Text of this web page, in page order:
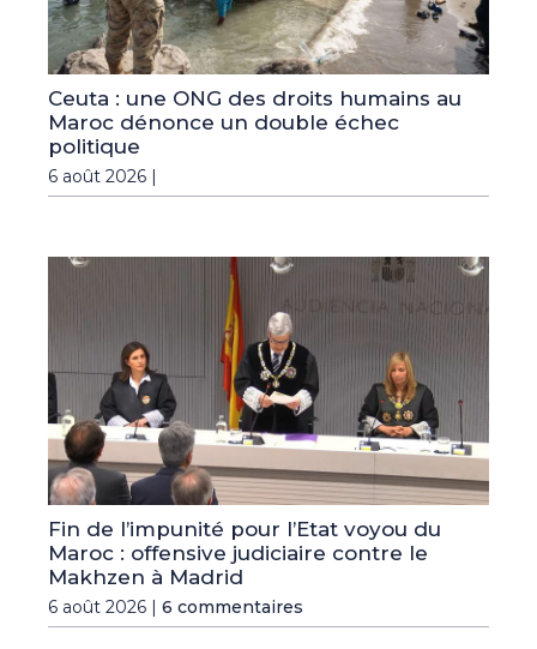
Ceuta : une ONG des droits humains au
Maroc dénonce un double échec
politique
6 août 2026 |
Fin de l’impunité pour l’Etat voyou du
Maroc : offensive judiciaire contre le
Makhzen à Madrid
6 août 2026 | 6 commentaires